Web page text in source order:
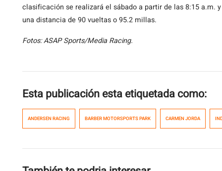
clasificación se realizará el sábado a partir de las 8:15 a.m.
una distancia de 90 vueltas o 95.2 millas.
Fotos: ASAP Sports/Media Racing.
Esta publicación esta etiquetada como:
ANDERSEN RACING BARBER MOTORSPORTS PARK CARMEN JORDA